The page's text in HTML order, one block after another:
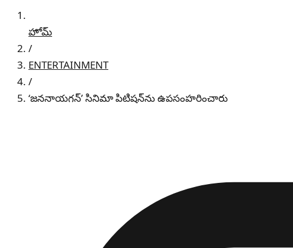
హోమ్
/
ENTERTAINMENT
/
‘జననాయగన్’ సినిమా పిటిషన్‌ను ఉపసంహరించారు